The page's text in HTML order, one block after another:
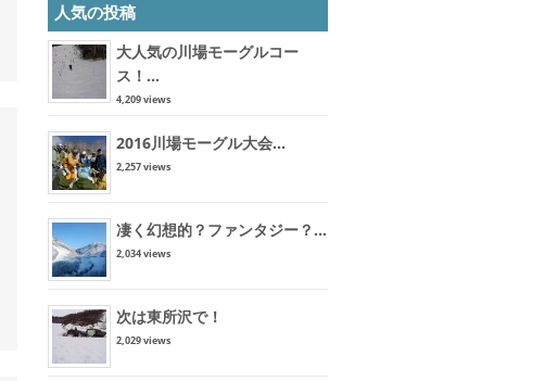
人気の投稿
大人気の川場モーグルコー
ス！...
4,209 views
2016川場モーグル大会...
2,257 views
凄く幻想的？ファンタジー？...
2,034 views
次は東所沢で！
2,029 views